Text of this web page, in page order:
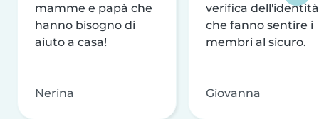
mamme e papà che
hanno bisogno di
aiuto a casa!
Nerina
verifica dell'identità
che fanno sentire i
membri al sicuro.
Giovanna